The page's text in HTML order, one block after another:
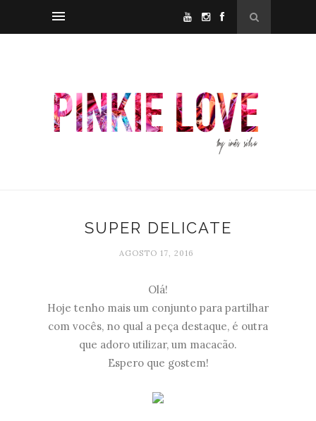
SUPER DELICATE
AGOSTO 17, 2016
Olá!
Hoje tenho mais um conjunto para partilhar
com vocês, no qual a peça destaque, é outra
que adoro utilizar, um macacão.
Espero que gostem!